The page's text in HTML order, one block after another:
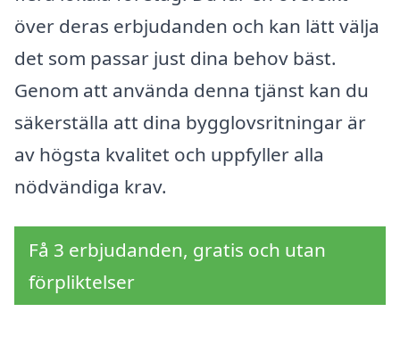
över deras erbjudanden och kan lätt välja
det som passar just dina behov bäst.
Genom att använda denna tjänst kan du
säkerställa att dina bygglovsritningar är
av högsta kvalitet och uppfyller alla
nödvändiga krav.
Få 3 erbjudanden, gratis och utan
förpliktelser